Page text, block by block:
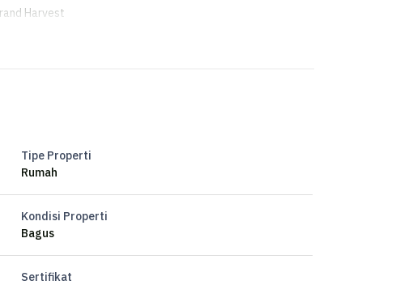
Harvest
Lokasi strategis di cluster depan dengan akses
rapi dan tenang.
Tipe Properti
Rumah
Kondisi Properti
Bagus
Sertifikat